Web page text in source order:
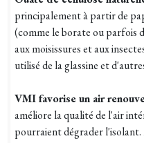
principalement à partir de
(comme le borate ou parfois
aux moisissures et aux
utilisé de la glassine et
VMI favorise un air
améliore la qualité de l'air
pourraient dégrader l'isolant.